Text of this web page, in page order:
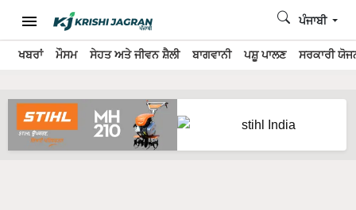
ਖਬਰਾਂ ਮੌਸਮ ਸੇਹਤ ਅਤੇ ਜੀਵਨ ਸ਼ੈਲੀ ਬਾਗਵਾਨੀ ਪਸ਼ੂ ਪਾਲਣ ਸਰਕਾਰੀ
ਪੰਜਾਬੀ